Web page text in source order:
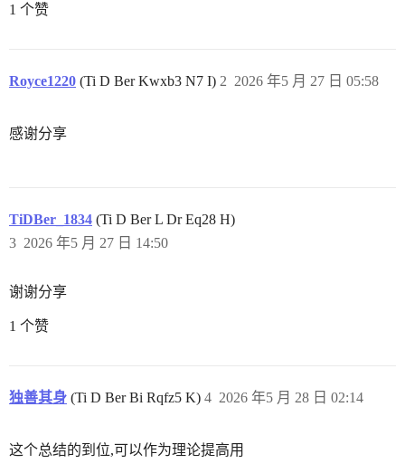
1 个赞
Royce1220 (Ti D Ber Kwxb3 N7 I) 2026 年5 月 27 日 05:58
2
感谢分享
TiDBer_1834 (Ti D Ber L Dr Eq28 H)
2026 年5 月 27 日 14:50
3
谢谢分享
1 个赞
独善其身 (Ti D Ber Bi Rqfz5 K) 2026 年5 月 28 日 02:14
4
这个总结的到位,可以作为理论提高用